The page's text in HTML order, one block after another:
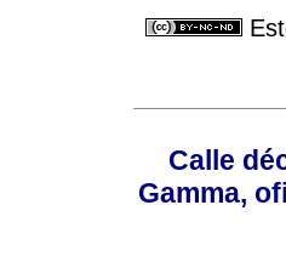
Calle
Gamma,